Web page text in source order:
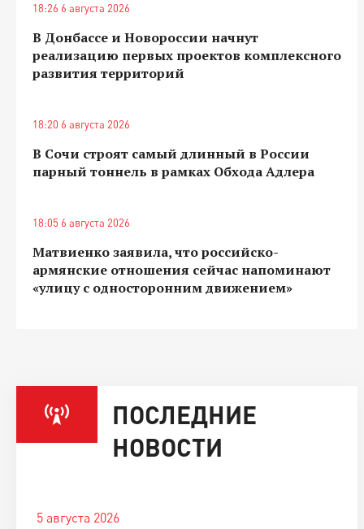
18:26 6 августа 2026
В Донбассе и Новороссии начнут
реализацию первых проектов комплексного
развития территорий
18:20 6 августа 2026
В Сочи строят самый длинный в России
парный тоннель в рамках Обхода Адлера
18:05 6 августа 2026
Матвиенко заявила, что российско-
армянские отношения сейчас напоминают
«улицу с односторонним движением»
ПОСЛЕДНИЕ
НОВОСТИ
5 августа 2026